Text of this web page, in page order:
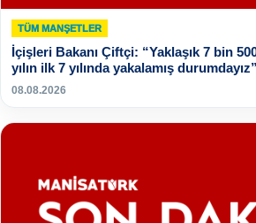
TÜM MANŞETLER
İçişleri Bakanı Çiftçi: “Yaklaşık 7 bin
yılın ilk 7 yılında yakalamış durumdayız”
08.08.2026